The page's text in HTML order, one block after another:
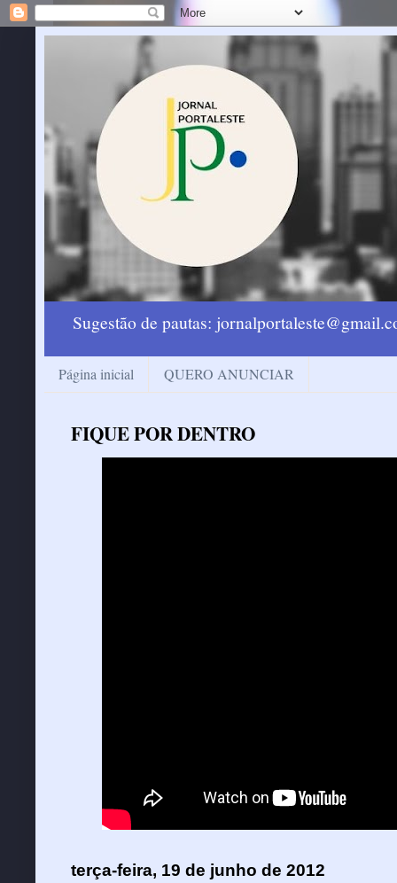
Sugestão de pautas:
Página inicial QUERO ANUNCIAR
FIQUE POR DENTRO
terça-feira, 19 de junho de 2012